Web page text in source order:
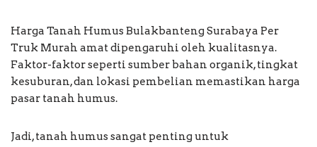
Harga Tanah Humus Bulakbanteng Surabaya Per
Truk Murah amat dipengaruhi oleh kualitasnya.
Faktor-faktor seperti sumber bahan organik, tingkat
kesuburan, dan lokasi pembelian memastikan harga
pasar tanah humus.
Jadi, tanah humus sangat penting untuk